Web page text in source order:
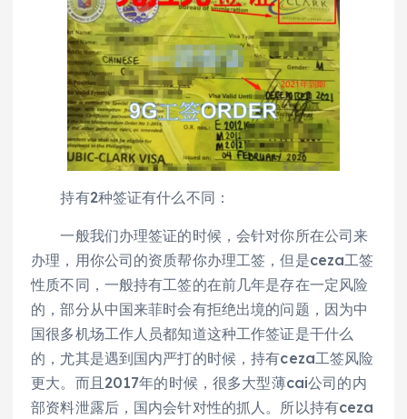
持有2种签证有什么不同：
一般我们办理签证的时候，会针对你所在公司来
办理，用你公司的资质帮你办理工签，但是ceza工签
性质不同，一般持有工签的在前几年是存在一定风险
的，部分从中国来菲时会有拒绝出境的问题，因为中
国很多机场工作人员都知道这种工作签证是干什么
的，尤其是遇到国内严打的时候，持有ceza工签风险
更大。而且2017年的时候，很多大型薄cai公司的内
部资料泄露后，国内会针对性的抓人。所以持有ceza